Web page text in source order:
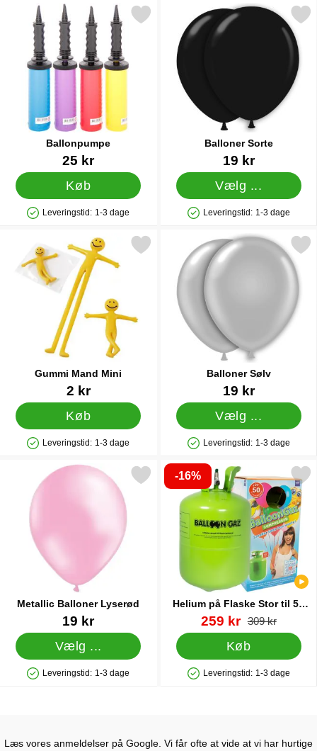
Ballonpumpe
25 kr
Køb
Produkttilgængelighed: På lager
Leveringstid: 1-3 dage
Markér ballonpumpe som favorit
Balloner Sorte
19 kr
Vælg ...
Produkttilgængelighed: På lager
Leveringstid: 1-3 dage
Markér balloner
Gummi Mand Mini
Varenr 124832 kr
Køb
Produkttilgængelighed: På lager
Leveringstid: 1-3 dage
Markér gummi Mand Mini som favorit
Balloner Sølv
19 kr
Vælg ...
Produkttilgængelighed: På lager
Leveringstid: 1-3 dage
Markér balloner
Metallic Balloner Lyserød
Varenr 1255919 kr
Vælg ...
Produkttilgængelighed: På lager
Leveringstid: 1-3 dage
Markér metallic Balloner Lyserød som favorit
-16%
Helium på Flaske Stor til 50
Balloner (20-25 cm)
Varenr 13480
pris
259 kr pris
309 kr
Køb
Produkttilgængelighed: På lager
Leveringstid: 1-3 dage
Markér helium på Flaske Stor til 50
Læs vores anmeldelser på Google. Vi får ofte at vide at vi har hurtige